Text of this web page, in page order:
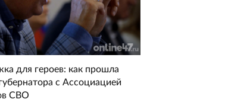
для героев: как прошла
с Ассоциацией
СВО